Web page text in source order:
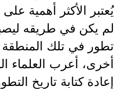
يُعتبر الأكثر أهمية
لم يكن في طريقه
تطور في تلك
أخرى، أعرب العلماء
إعادة كتابة تاريخ